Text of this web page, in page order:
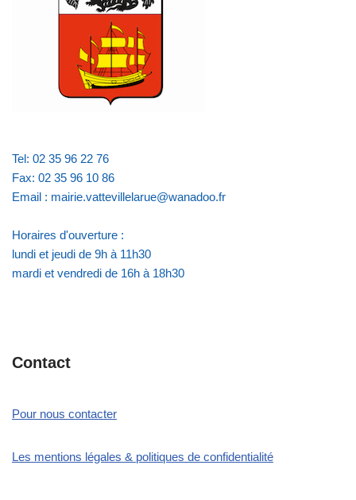
Tel: 02 35 96 22 76
Fax: 02 35 96 10 86
Email : mairie.vattevillelarue@wanadoo.fr
Horaires d'ouverture :
lundi et jeudi de 9h à 11h30
mardi et vendredi de 16h à 18h30
Contact
Pour nous contacter
Les mentions légales & politiques de confidentialité